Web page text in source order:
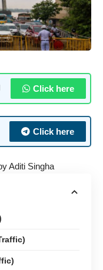
Click here
Click here
Aditi Singha
Traffic)